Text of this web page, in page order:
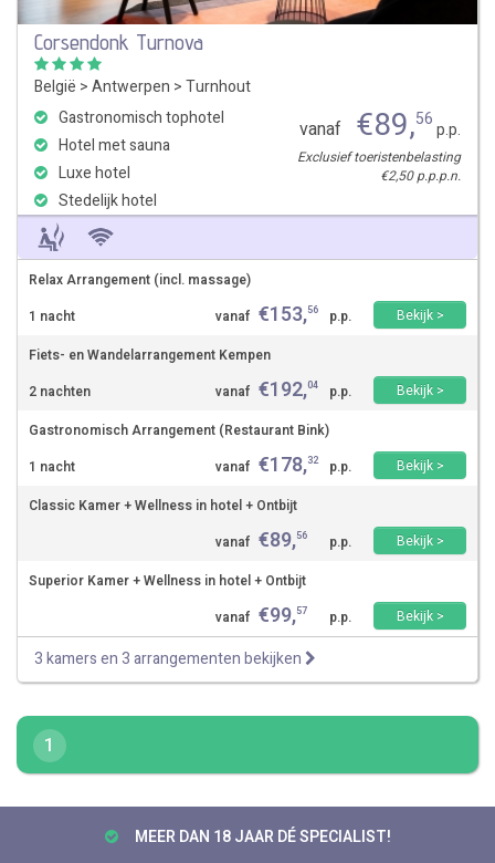
Corsendonk Turnova
België >Antwerpen >Turnhout
Gastronomisch tophotel
Hotel met sauna
Luxe hotel
Stedelijk hotel
vanaf €89,56p.p.
Exclusief toeristenbelasting
€2,50 p.p.p.n.
Relax Arrangement (incl. massage)
1 nacht
vanaf €153,56 p.p.
Bekijk >
Fiets- en Wandelarrangement Kempen
2 nachten
vanaf €192,04 p.p.
Bekijk >
Gastronomisch Arrangement (Restaurant Bink)
1 nacht
vanaf €178,32 p.p.
Bekijk >
Classic Kamer + Wellness in hotel + Ontbijt
vanaf €89,56 p.p.
Bekijk >
Superior Kamer + Wellness in hotel + Ontbijt
vanaf €99,57 p.p. Bekijk >
3 kamers en 3 arrangementen bekijken
1
MEER DAN 18 JAAR DÉ SPECIALIST!